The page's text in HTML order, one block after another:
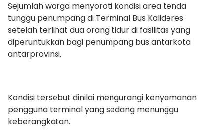
Sejumlah warga menyoroti kondisi area tenda
tunggu penumpang di Terminal Bus Kalideres
setelah terlihat dua orang tidur di fasilitas yang
diperuntukkan bagi penumpang bus antarkota
antarprovinsi.
Kondisi tersebut dinilai mengurangi kenyamanan
pengguna terminal yang sedang menunggu
keberangkatan.